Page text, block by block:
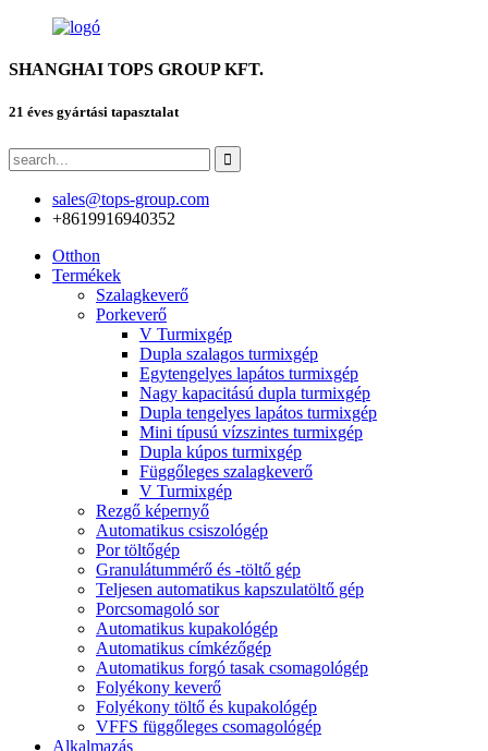
SHANGHAI TOPS GROUP KFT.
21 éves gyártási tapasztalat
sales@tops-group.com
+8619916940352
Otthon
Termékek
Szalagkeverő
Porkeverő
V Turmixgép
Dupla szalagos turmixgép
Egytengelyes lapátos turmixgép
Nagy kapacitású dupla turmixgép
Dupla tengelyes lapátos turmixgép
Mini típusú vízszintes turmixgép
Dupla kúpos turmixgép
Függőleges szalagkeverő
V Turmixgép
Rezgő képernyő
Automatikus csiszológép
Por töltőgép
Granulátummérő és -töltő gép
Teljesen automatikus kapszulatöltő gép
Porcsomagoló sor
Automatikus kupakológép
Automatikus címkézőgép
Automatikus forgó tasak csomagológép
Folyékony keverő
Folyékony töltő és kupakológép
VFFS függőleges csomagológép
Alkalmazás